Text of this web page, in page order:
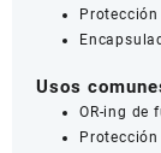
Usos
OR-ing de